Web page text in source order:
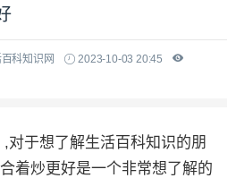
科知识网
2023-10-03 20:45
,对于想了解生活百科知识的朋
着炒更好是一个非常想了解的